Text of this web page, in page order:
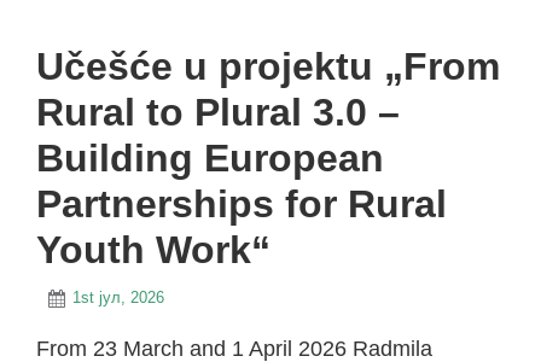
Učešće u projektu „From
Rural to Plural 3.0 –
Building European
Partnerships for Rural
Youth Work“
1st јул, 2026
From 23 March and 1 April 2026 Radmila